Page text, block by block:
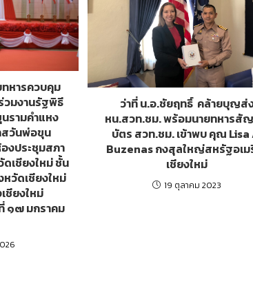
หารควบคุม
วมงานรัฐพิธี
รามคำแหง
สวันพ่อขุน
งประชุมสภา
เชียงใหม่ ชั้น
วัดเชียงใหม่
ชียงใหม่
๑๗ มกราคม
ว่าที่ น.อ.ชัยฤทธิ์ คล้ายบุญส่
หน.สวท.ชม. พร้อมนายทหารสั
บัตร สวท.ชม. เข้าพบ คุณ Lisa
Buzenas กงสุลใหญ่สหรัฐอเม
เชียงใหม่
19 ตุลาคม 2023